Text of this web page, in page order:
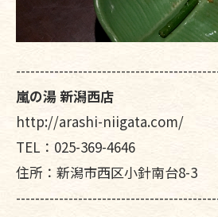
嵐の湯 新潟西店
http://arashi-niigata.com/
TEL：025-369-4646
住所：新潟市西区小針南台8-3